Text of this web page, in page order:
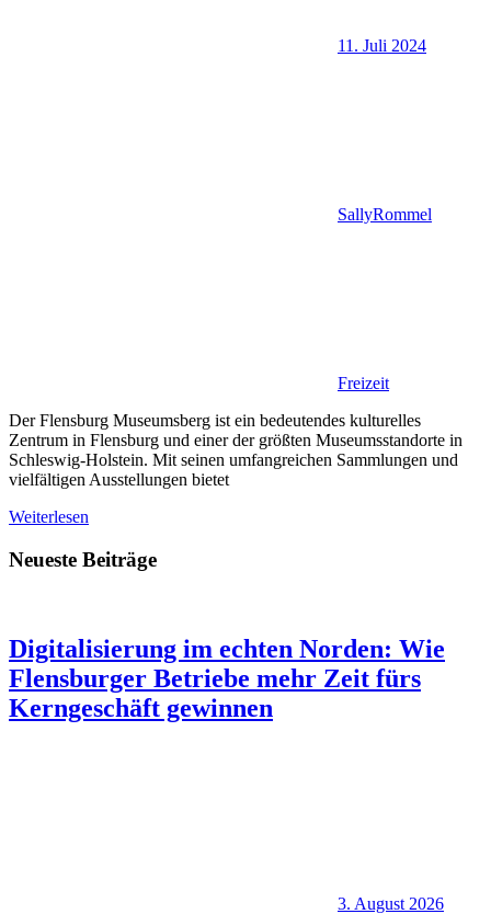
11. Juli 2024
SallyRommel
Freizeit
Der Flensburg Museumsberg ist ein bedeutendes kulturelles
Zentrum in Flensburg und einer der größten Museumsstandorte in
Schleswig-Holstein. Mit seinen umfangreichen Sammlungen und
vielfältigen Ausstellungen bietet
Weiterlesen
Neueste Beiträge
Digitalisierung im echten Norden: Wie
Flensburger Betriebe mehr Zeit fürs
Kerngeschäft gewinnen
3. August 2026